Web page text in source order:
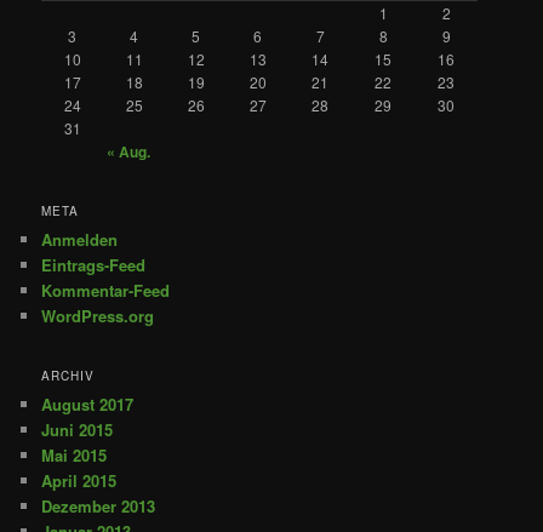
1
2
3
4 5 6 7 8
9
10
11 12 13 14 15
16
17
18 19 20 21 22
23
24
25 26 27 28 29
30
31
« Aug.
META
Anmelden
Eintrags-Feed
Kommentar-Feed
WordPress.org
ARCHIV
August 2017
Juni 2015
Mai 2015
April 2015
Dezember 2013